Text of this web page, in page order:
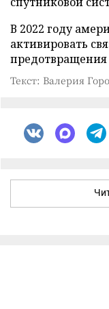
В 2022 году
активировать
Текст: Валерия